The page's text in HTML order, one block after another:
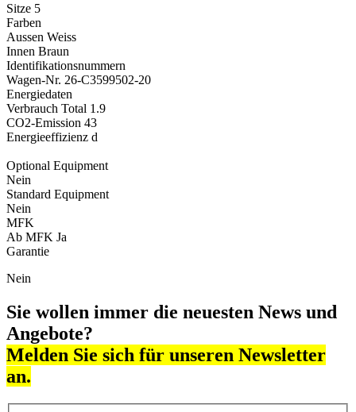
Sitze 5
Farben
Aussen Weiss
Innen Braun
Identifikationsnummern
Wagen-Nr. 26-C3599502-20
Energiedaten
Verbrauch Total 1.9
CO2-Emission 43
Energieeffizienz d
Optional Equipment
Nein
Standard Equipment
Nein
MFK
Ab MFK Ja
Garantie
Nein
Sie wollen immer die neuesten News und
Angebote?
Melden Sie sich für unseren Newsletter
an.